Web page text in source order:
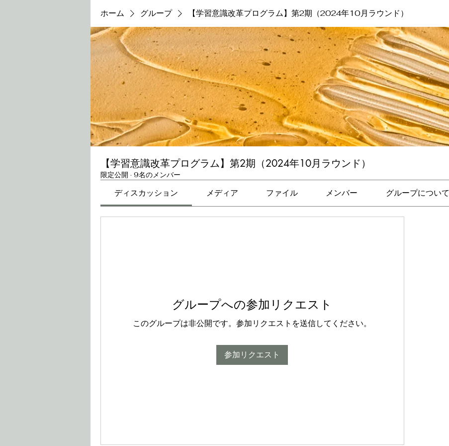
ホーム グループ 【学習意識改革プログラム】第2期（2024年10月ラウンド）
【学習意識改革プログラム】第2期（2024年10月ラウンド）
限定公開 · 9名のメンバー
ディスカッション メディア ファイル メンバー グループについて
グループへの参加リクエスト
このグループは非公開です。参加リクエストを送信してください。
参加リクエスト